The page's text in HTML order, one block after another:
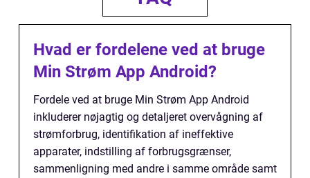
Hvad er fordelene ved at bruge
Min Strøm App Android?
Fordele ved at bruge Min Strøm App Android
inkluderer nøjagtig og detaljeret overvågning af
strømforbrug, identifikation af ineffektive
apparater, indstilling af forbrugsgrænser,
sammenligning med andre i samme område samt